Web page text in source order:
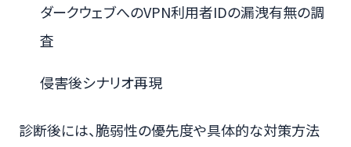
ダークウェブへのVPN利用者IDの漏洩有無の調
査
侵害後シナリオ再現
診断後には、脆弱性の優先度や具体的な対策方法